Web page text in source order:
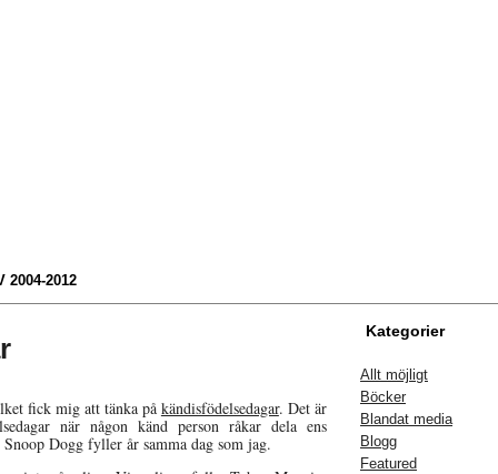
2004-2012
fick mig att tänka på kändisfödelsedagar. Det är
när någon känd person råkar dela ens
Snoop Dogg fyller år samma dag som jag.
Kategorier
Allt möjligt
Böcker
Blandat media
Blogg
Featured